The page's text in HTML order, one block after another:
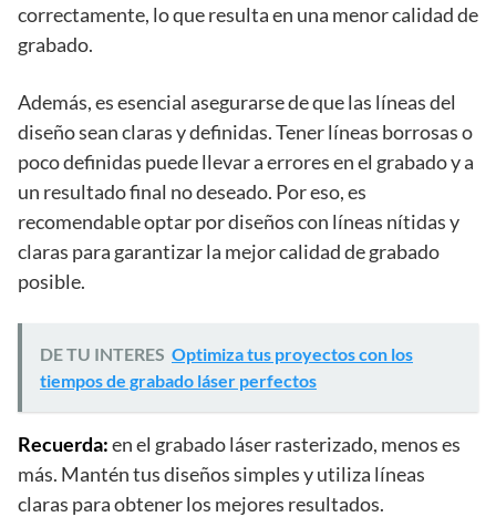
correctamente, lo que resulta en una menor calidad de
grabado.
Además, es esencial asegurarse de que las líneas del
diseño sean claras y definidas. Tener líneas borrosas o
poco definidas puede llevar a errores en el grabado y a
un resultado final no deseado. Por eso, es
recomendable optar por diseños con líneas nítidas y
claras para garantizar la mejor calidad de grabado
posible.
DE TU INTERES Optimiza tus proyectos con los
tiempos de grabado láser perfectos
Recuerda:en el grabado láser rasterizado, menos es
más. Mantén tus diseños simples y utiliza líneas
claras para obtener los mejores resultados.